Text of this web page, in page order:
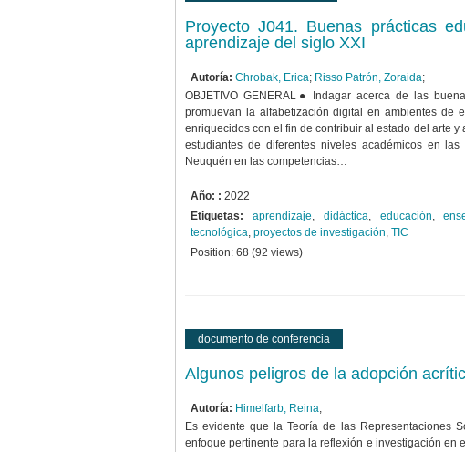
Proyecto J041. Buenas prácticas
aprendizaje del siglo XXI
Autoría: Chrobak, Erica; Risso Patrón, Zoraida;
OBJETIVO GENERAL● Indagar acerca de las
promuevan la alfabetización digital en ambientes de
enriquecidos con el fin de contribuir al estado del arte y
estudiantes de diferentes niveles académicos en
Neuquén en las competencias…
Año: : 2022
Etiquetas:
aprendizaje, didáctica, educación,
tecnológica, proyectos de investigación, TIC
Position: 68 (92 views)
documento de conferencia
Algunos peligros de la adopción
Autoría: Himelfarb, Reina;
Es evidente que la Teoría de las Representaciones
enfoque pertinente para la reflexión e investigación en